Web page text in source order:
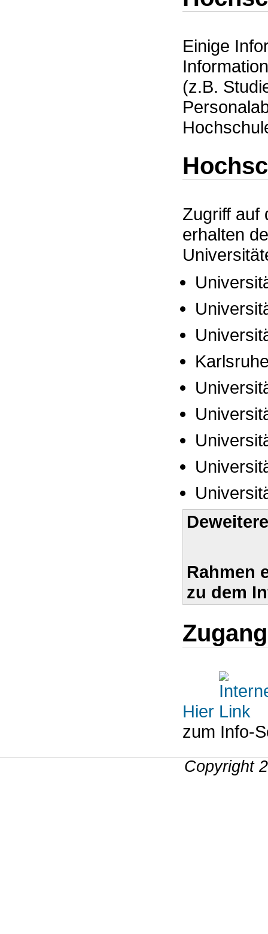
Einige
(z.B.
Zugriff auf
erhalten
Rahmen
zu dem
Hier
zum Info-
Copyright